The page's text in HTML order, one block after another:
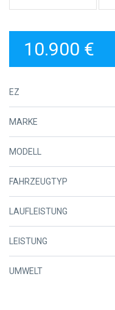
10.900 €
EZ
MARKE
MODELL
FAHRZEUGTYP
LAUFLEISTUNG
LEISTUNG
UMWELT